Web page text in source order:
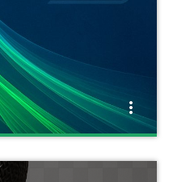
more_vert
close